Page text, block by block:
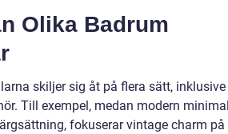
Olika Badrum
skiljer sig åt på flera sätt, inklusive
Till exempel, medan modern
fokuserar vintage charm